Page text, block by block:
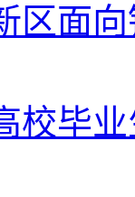
区面
校毕